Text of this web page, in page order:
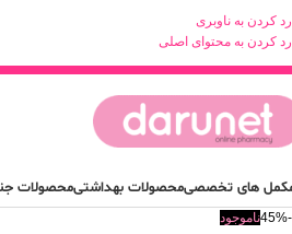
رد کردن به ناوبری
رد کردن به محتوای اصلی
های تخصصیمحصولات بهداشتیمحصولات
-45% ناموجود